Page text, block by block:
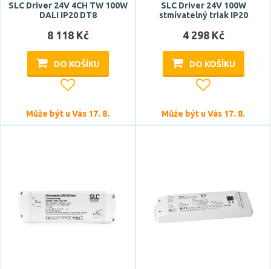
SLC Driver 24V 4CH TW 100W
DALI IP20 DT8
8 118 Kč
DO KOŠÍKU
Může být u Vás 17. 8.
SLC Driver 24V 100W
stmívatelný triak IP20
4 298 Kč
DO KOŠÍKU
Může být u Vás 17. 8.